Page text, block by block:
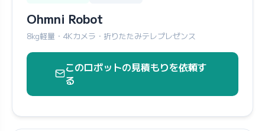
Ohmni Robot
8kg軽量・4Kカメラ・折りたたみテレプレゼンス
このロボットの見積もりを依頼す
る